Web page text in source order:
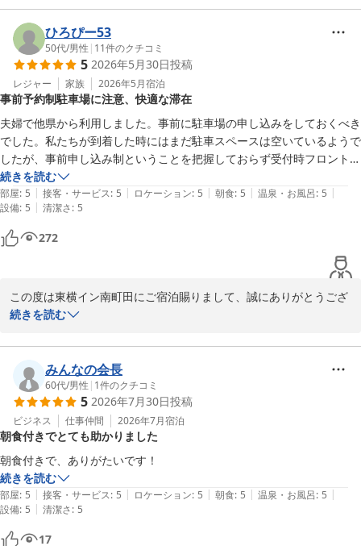
て、サービス向上に努めて参ります。
またのご宿泊をスタッフ一同心よりお待ちしております。
東横ＩＮＮ南町田
2026-07-08
ひろぴー53
50代/男性 | 11件のクチコミ
5 2026年5月30日投稿
レジャー 家族 2026年5月宿泊
事前予約制駐車場に注意、快適な滞在
夫婦で他県から利用しました。事前に駐車場の申し込みをしておくべき
でした。私たちが到着した時にはまだ駐車スペースは空いているようで
したが、事前申し込み制ということを把握しておらず受付時フロントの
方が、最寄りのコインパーキングの地図をもらえたのでそちらに駐車し
ました。
室内は、手元シャワーの他に天井からのシャワーもあり初めての経験で
した。総合的に綺麗に清掃されていてエアコンの除湿を利用しました
が、寒いくらいに快適でした。朝食のバイキングも丁度良い品揃えで満
続きを読む
部屋: 5 | 接客・サービス: 5 | ロケーション: 5 | 朝食: 5 | 温泉・お風呂: 5 |
設備: 5 | 清潔さ: 5
272
この度は東横イン南町田にご宿泊賜りまして、誠にありがとうござ
います。
申し上げます。
駐車場のご利用につきまして、ご不便をおかけしてしまい申し訳ご
ざいません。
皆様にわかりやすいご案内を差し上げられますよう、改善に努めて
参ります。
今後とも皆様にご満足いただけるホテルを目指し、サービス向上を
図って参ります。
またのご利用を心よりお待ちしております。
東横ＩＮＮ南町田
続きを読む
みんなの会長
60代/男性 | 1件のクチコミ
5 2026年7月30日投稿
ビジネス 仕事仲間 2026年7月宿泊
朝食付きでとても助かりました
朝食付きで、ありがたいです！
続きを読む
部屋: 5 | 接客・サービス: 5 | ロケーション: 5 | 朝食: 5 | 温泉・お風呂: 5 |
設備: 5 | 清潔さ: 5
17